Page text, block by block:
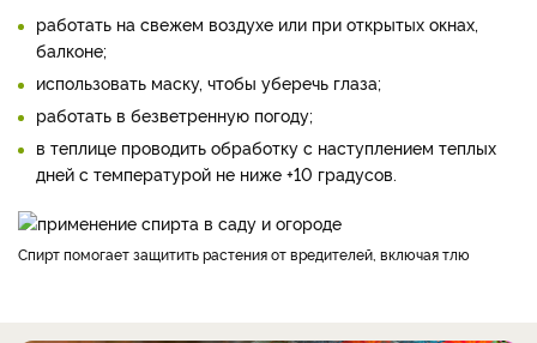
работать на свежем воздухе или при открытых окнах,
балконе;
использовать маску, чтобы уберечь глаза;
работать в безветренную погоду;
в теплице проводить обработку с наступлением теплых
дней с температурой не ниже +10 градусов.
Спирт помогает защитить растения от вредителей, включая тлю